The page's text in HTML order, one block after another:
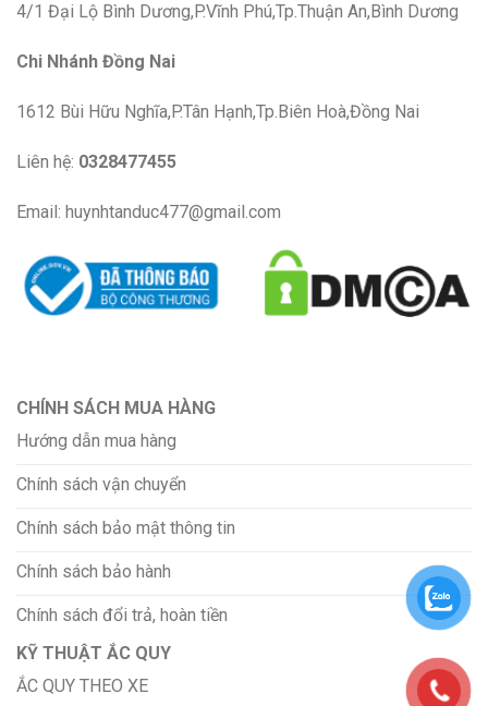
4/1 Đại Lộ Bình Dương,P.Vĩnh Phú,Tp.Thuận An,Bình Dương
Chi Nhánh Đồng Nai
1612 Bùi Hữu Nghĩa,P.Tân Hạnh,Tp.Biên Hoà,Đồng Nai
Liên hệ: 0328477455
Email: huynhtanduc477@gmail.com
CHÍNH SÁCH MUA HÀNG
Hướng dẫn mua hàng
Chính sách vận chuyển
Chính sách bảo mật thông tin
Chính sách bảo hành
Chính sách đổi trả, hoàn tiền
KỸ THUẬT ẮC QUY
ẮC QUY THEO XE